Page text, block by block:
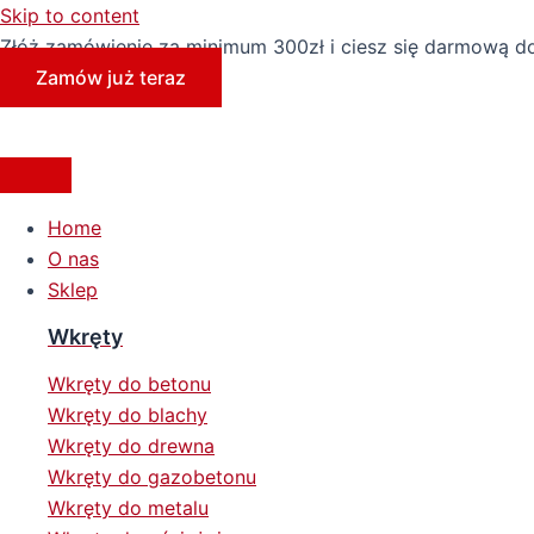
Skip to content
Złóż zamówienie za minimum 300zł i ciesz się darmową
Zamów już teraz
Home
O nas
Sklep
Wkręty
Wkręty do betonu
Wkręty do blachy
Wkręty do drewna
Wkręty do gazobetonu
Wkręty do metalu